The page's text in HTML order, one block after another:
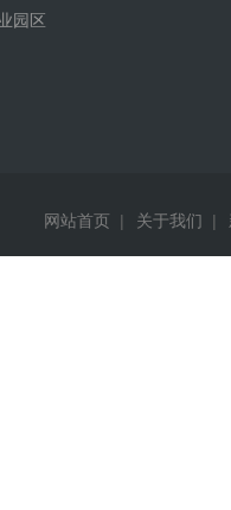
园区
网站首页 | 关于我们 |